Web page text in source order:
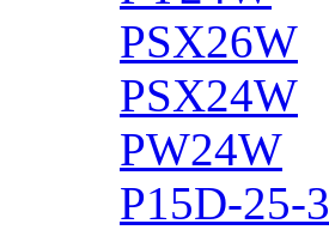
PSX26W
PSX24W
PW24W
P15D-25-3